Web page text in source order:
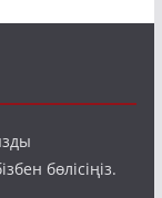
бөлісіңіз.